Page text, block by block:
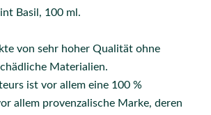
Basil, 100 ml.
von sehr hoher Qualität ohne
Materialien.
ist vor allem eine 100 %
allem provenzalische Marke, deren